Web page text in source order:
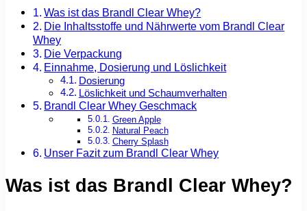
Was ist das Brandl Clear Whey?
Die Inhaltsstoffe und Nährwerte vom Brandl Clear
Whey
Die Verpackung
Einnahme, Dosierung und Löslichkeit
Dosierung
Löslichkeit und Schaumverhalten
Brandl Clear Whey Geschmack
Green Apple
Natural Peach
Cherry Splash
Unser Fazit zum Brandl Clear Whey
Was ist das Brandl Clear Whey?